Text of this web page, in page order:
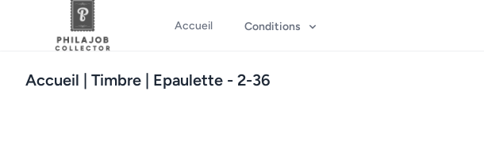
Accueil Conditions
Accueil | Timbre | Epaulette - 2-36